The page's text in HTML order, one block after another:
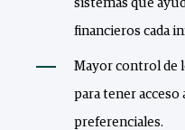
sistemas que
financieros cada
Mayor control de
para tener acceso
preferenciales.